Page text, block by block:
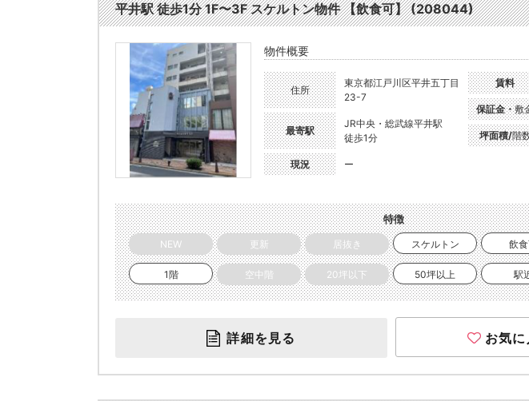
平井駅 徒歩1分 1F〜3F スケルトン物件 【飲食可】 (208044)
物件概要
住所
東京都江戸川区平井五丁目
23-7
最寄駅
JR中央・総武線平井駅
徒歩1分
現況 ー
賃料
保証金・敷
坪面積/階
特徴
NEW 更新 居抜き スケルトン 飲
1階 空中階 20坪以下 50坪以上 駅
詳細を見る お気